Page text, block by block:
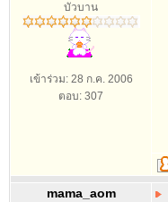
บัวบาน
เข้าร่วม: 28 ก.ค. 2006
ตอบ: 307
mama_aom